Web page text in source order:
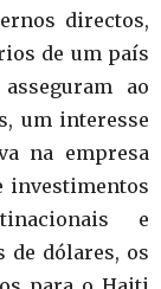
directos,
de um país
ao
um interesse
na empresa
investimentos
e
de dólares, os